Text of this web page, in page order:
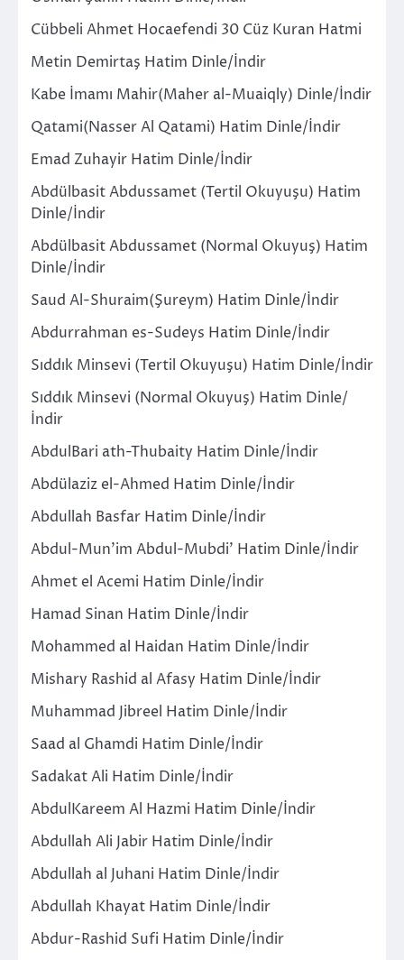
Cübbeli Ahmet Hocaefendi 30 Cüz Kuran Hatmi
Metin Demirtaş Hatim Dinle/İndir
Kabe İmamı Mahir(Maher al-Muaiqly) Dinle/İndir
Qatami(Nasser Al Qatami) Hatim Dinle/İndir
Emad Zuhayir Hatim Dinle/İndir
Abdülbasit Abdussamet (Tertil Okuyuşu) Hatim
Dinle/İndir
Abdülbasit Abdussamet (Normal Okuyuş) Hatim
Dinle/İndir
Saud Al-Shuraim(Şureym) Hatim Dinle/İndir
Abdurrahman es-Sudeys Hatim Dinle/İndir
Sıddık Minsevi (Tertil Okuyuşu) Hatim Dinle/İndir
Sıddık Minsevi (Normal Okuyuş) Hatim Dinle/
İndir
AbdulBari ath-Thubaity Hatim Dinle/İndir
Abdülaziz el-Ahmed Hatim Dinle/İndir
Abdullah Basfar Hatim Dinle/İndir
Abdul-Mun’im Abdul-Mubdi’ Hatim Dinle/İndir
Ahmet el Acemi Hatim Dinle/İndir
Hamad Sinan Hatim Dinle/İndir
Mohammed al Haidan Hatim Dinle/İndir
Mishary Rashid al Afasy Hatim Dinle/İndir
Muhammad Jibreel Hatim Dinle/İndir
Saad al Ghamdi Hatim Dinle/İndir
Sadakat Ali Hatim Dinle/İndir
AbdulKareem Al Hazmi Hatim Dinle/İndir
Abdullah Ali Jabir Hatim Dinle/İndir
Abdullah al Juhani Hatim Dinle/İndir
Abdullah Khayat Hatim Dinle/İndir
Abdur-Rashid Sufi Hatim Dinle/İndir